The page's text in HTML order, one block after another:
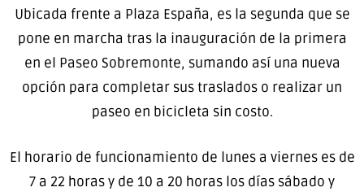
Ubicada frente a Plaza España, es la segunda que se
pone en marcha tras la inauguración de la primera
en el Paseo Sobremonte, sumando así una nueva
opción para completar sus traslados o realizar un
paseo en bicicleta sin costo.
El horario de funcionamiento de lunes a viernes es de
7 a 22 horas y de 10 a 20 horas los días sábado y